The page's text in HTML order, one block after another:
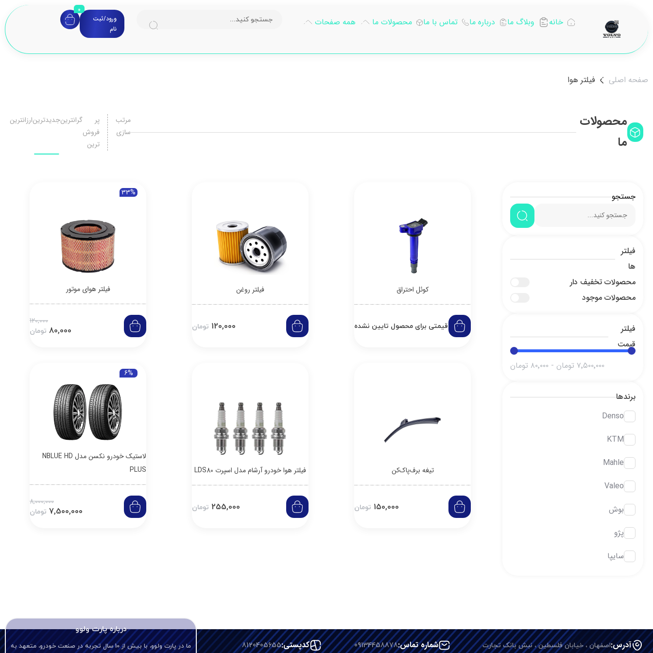
خانه وبلاگ ما درباره ما تماس با ما محصولات ما همه صفحات
ورود/ثبت
نام
0
صفحه اصلی فیلتر هوا
محصولات
ما
مرتب
سازی
پر
فروش
ترین
گرانترینجدیدترینارزانترین
جستجو
فیلتر
ها
محصولات تخفیف دار
محصولات موجود
فیلتر
قیمت
۷٬۵۰۰٬۰۰۰ تومان - ۸۰٬۰۰۰ تومان
برندها
Denso
KTM
Mahle
Valeo
بوش
پژو
سایپا
کوئل احتراق
قیمتی برای محصول تایین نشده
فیلتر روغن
120,000 تومان
33%
فیلتر هوای موتور
120,000
80,000 تومان
تیغه برف‌پاک‌کن
150,000 تومان
فیلتر هوا خودرو آرشام مدل اسپرت LDS80
255,000 تومان
6%
لاستیک خودرو نکسن مدل NBLUE HD
PLUS
8,000,000
7,500,000 تومان
آدرس:اصفهان ، خیابان فلسطین ، نبش بانک تجارت شماره تماس:09134458878 کدپستی:8120405655
درباره پارت ولوو
ما در پارت ولوو، با بیش از 10 سال تجربه در صنعت خودرو، متعهد به